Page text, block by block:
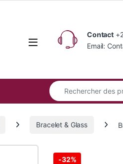
Contact
Email:
Search for:
Bracelet & Glass
-32%